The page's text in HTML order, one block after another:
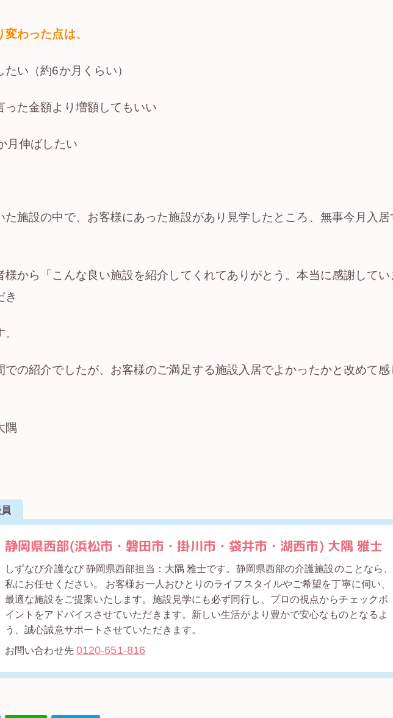
わった点は、
い（約6か月くらい）
た金額より増額してもいい
月伸ばしたい
た施設の中で、お客様にあった施設があり見学したところ、無事今月入居
様から「こんな良い施設を紹介してくれてありがとう。本当に感謝してい
き
での紹介でしたが、お客様のご満足する施設入居でよかったかと改めて感
隅
静岡県西部(浜松市・磐田市・掛川市・袋井市・湖西市) 大隅 雅士
しずなび介護なび 静岡県西部担当：大隅 雅士です。静岡県西部の介護施設のことなら、
私にお任せください。 お客様お一人おひとりのライフスタイルやご希望を丁寧に伺い、
最適な施設をご提案いたします。施設見学にも必ず同行し、プロの視点からチェックポ
イントをアドバイスさせていただきます。新しい生活がより豊かで安心なものとなるよ
う、誠心誠意サポートさせていただきます。
お問い合わせ先 0120-651-816